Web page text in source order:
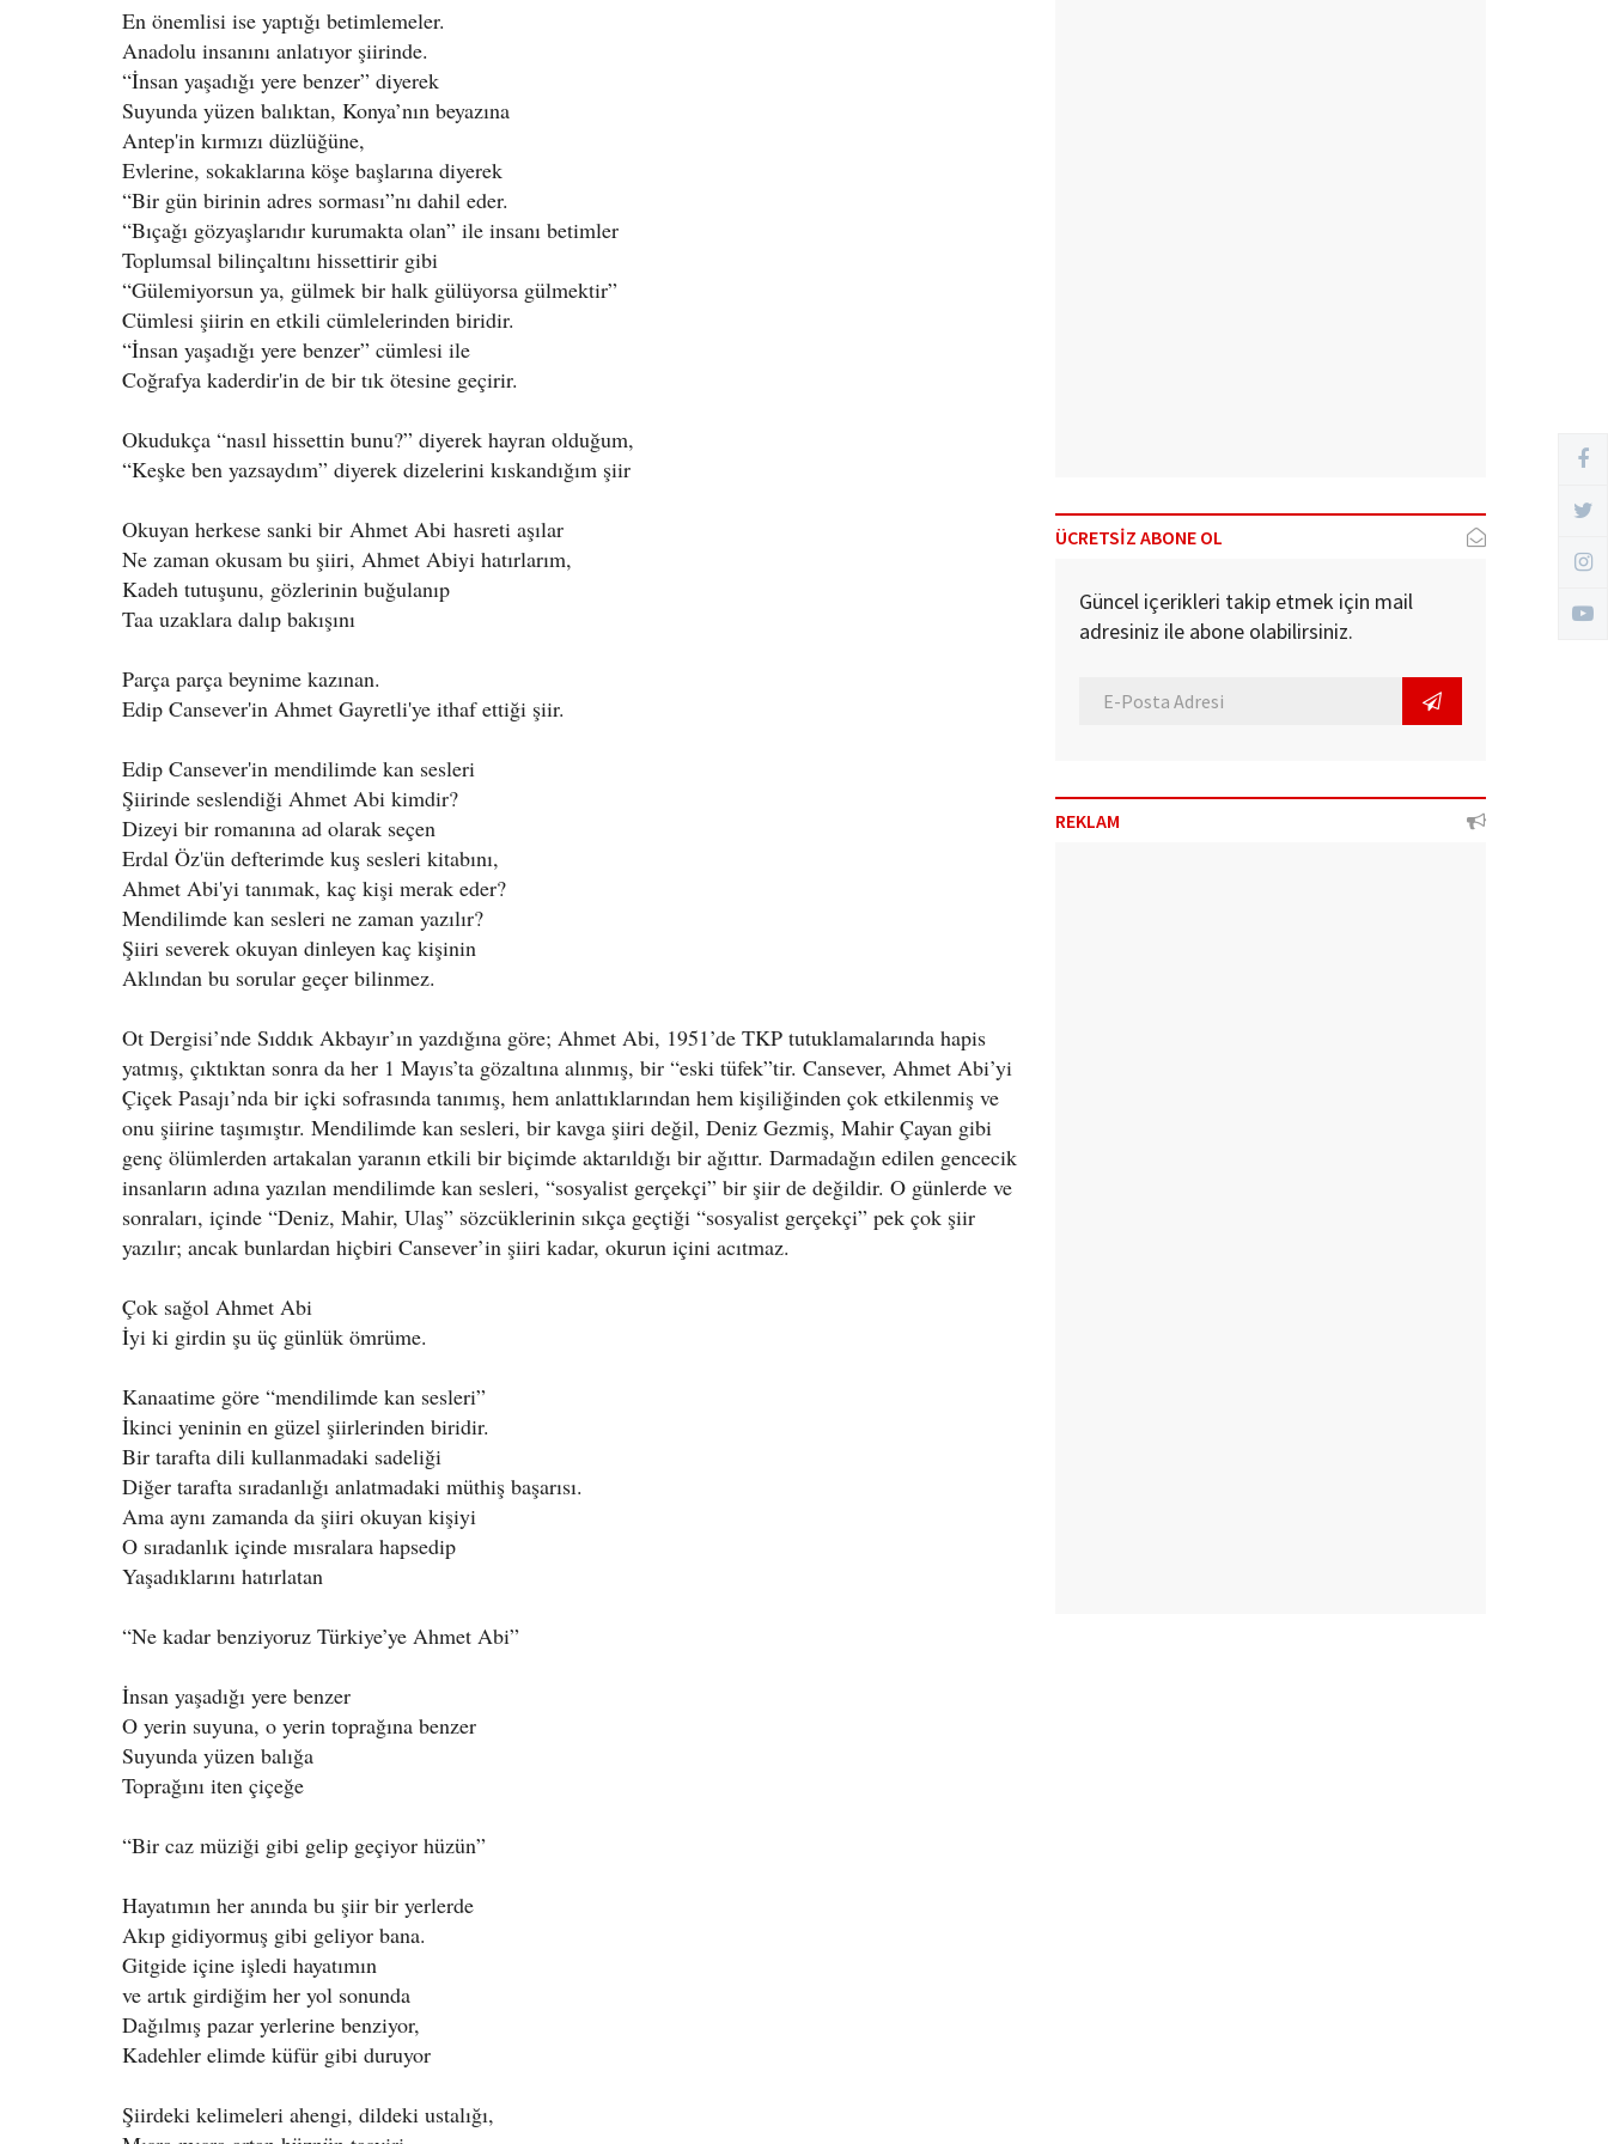
En önemlisi ise yaptığı betimlemeler.
Anadolu insanını anlatıyor şiirinde.
“İnsan yaşadığı yere benzer” diyerek
Suyunda yüzen balıktan, Konya’nın beyazına
Antep'in kırmızı düzlüğüne,
Evlerine, sokaklarına köşe başlarına diyerek
“Bir gün birinin adres sorması”nı dahil eder.
“Bıçağı gözyaşlarıdır kurumakta olan” ile insanı betimler
Toplumsal bilinçaltını hissettirir gibi
“Gülemiyorsun ya, gülmek bir halk gülüyorsa gülmektir”
Cümlesi şiirin en etkili cümlelerinden biridir.
“İnsan yaşadığı yere benzer” cümlesi ile
Coğrafya kaderdir'in de bir tık ötesine geçirir.
Okudukça “nasıl hissettin bunu?” diyerek hayran olduğum,
“Keşke ben yazsaydım” diyerek dizelerini kıskandığım şiir
Okuyan herkese sanki bir Ahmet Abi hasreti aşılar
Ne zaman okusam bu şiiri, Ahmet Abiyi hatırlarım,
Kadeh tutuşunu, gözlerinin buğulanıp
Taa uzaklara dalıp bakışını
Parça parça beynime kazınan.
Edip Cansever'in Ahmet Gayretli'ye ithaf ettiği şiir.
Edip Cansever'in mendilimde kan sesleri
Şiirinde seslendiği Ahmet Abi kimdir?
Dizeyi bir romanına ad olarak seçen
Erdal Öz'ün defterimde kuş sesleri kitabını,
Ahmet Abi'yi tanımak, kaç kişi merak eder?
Mendilimde kan sesleri ne zaman yazılır?
Şiiri severek okuyan dinleyen kaç kişinin
Aklından bu sorular geçer bilinmez.
Ot Dergisi’nde Sıddık Akbayır’ın yazdığına göre; Ahmet Abi, 1951’de TKP tutuklamalarında hapis
yatmış, çıktıktan sonra da her 1 Mayıs’ta gözaltına alınmış, bir “eski tüfek”tir. Cansever, Ahmet Abi’yi
Çiçek Pasajı’nda bir içki sofrasında tanımış, hem anlattıklarından hem kişiliğinden çok etkilenmiş ve
onu şiirine taşımıştır. Mendilimde kan sesleri, bir kavga şiiri değil, Deniz Gezmiş, Mahir Çayan gibi
genç ölümlerden artakalan yaranın etkili bir biçimde aktarıldığı bir ağıttır. Darmadağın edilen gencecik
insanların adına yazılan mendilimde kan sesleri, “sosyalist gerçekçi” bir şiir de değildir. O günlerde ve
sonraları, içinde “Deniz, Mahir, Ulaş” sözcüklerinin sıkça geçtiği “sosyalist gerçekçi” pek çok şiir
yazılır; ancak bunlardan hiçbiri Cansever’in şiiri kadar, okurun içini acıtmaz.
Çok sağol Ahmet Abi
İyi ki girdin şu üç günlük ömrüme.
Kanaatime göre “mendilimde kan sesleri”
İkinci yeninin en güzel şiirlerinden biridir.
Bir tarafta dili kullanmadaki sadeliği
Diğer tarafta sıradanlığı anlatmadaki müthiş başarısı.
Ama aynı zamanda da şiiri okuyan kişiyi
O sıradanlık içinde mısralara hapsedip
Yaşadıklarını hatırlatan
“Ne kadar benziyoruz Türkiye’ye Ahmet Abi”
İnsan yaşadığı yere benzer
O yerin suyuna, o yerin toprağına benzer
Suyunda yüzen balığa
Toprağını iten çiçeğe
“Bir caz müziği gibi gelip geçiyor hüzün”
Hayatımın her anında bu şiir bir yerlerde
Akıp gidiyormuş gibi geliyor bana.
Gitgide içine işledi hayatımın
ve artık girdiğim her yol sonunda
Dağılmış pazar yerlerine benziyor,
Kadehler elimde küfür gibi duruyor
Şiirdeki kelimeleri ahengi, dildeki ustalığı,
ÜCRETSİZ ABONE OL
Güncel içerikleri takip etmek için mail
adresiniz ile abone olabilirsiniz.
REKLAM